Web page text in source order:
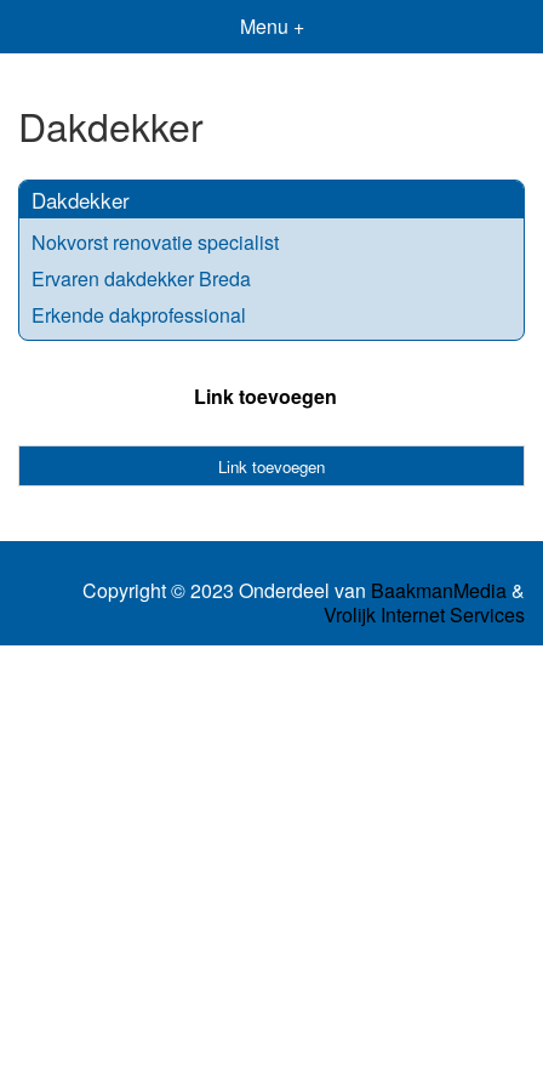
Menu +
Dakdekker
Dakdekker
Nokvorst renovatie specialist
Ervaren dakdekker Breda
Erkende dakprofessional
Link toevoegen
Link toevoegen
Copyright © 2023 Onderdeel van BaakmanMedia&
Vrolijk Internet Services